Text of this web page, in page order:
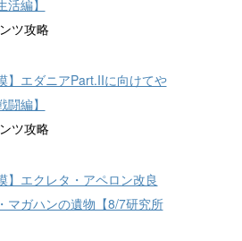
活編】
ツ攻略
】エダニアPart.IIに向けてや
闘編】
ツ攻略
】エクレタ・アペロン改良
マガハンの遺物【8/7研究所